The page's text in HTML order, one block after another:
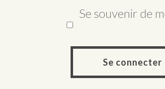
Se souvenir de
Se connecter